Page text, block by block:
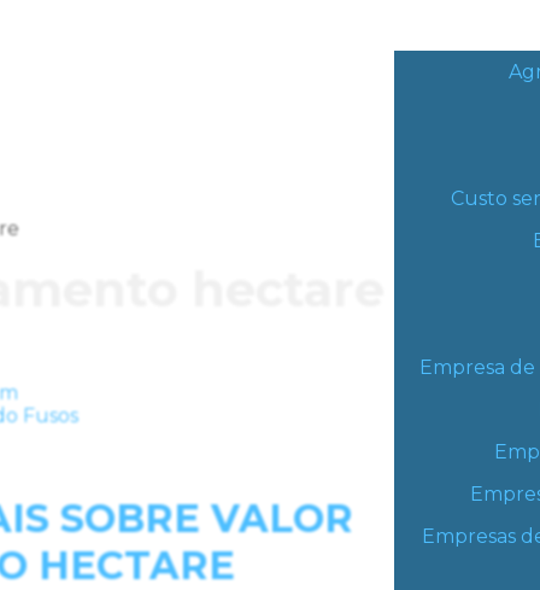
Custo
Empresa
Empresas
SOBRE VALOR
HECTARE